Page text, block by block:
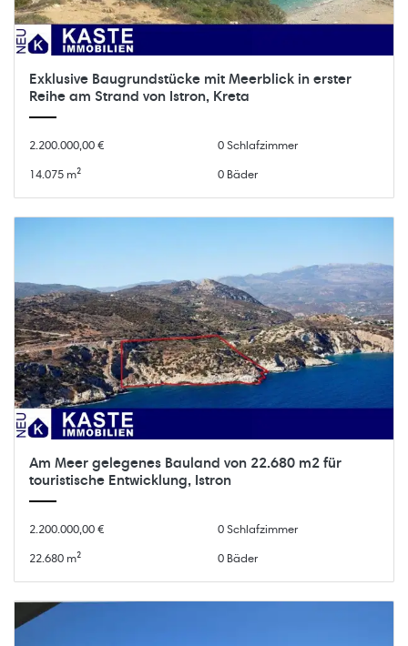
Exklusive Baugrundstücke mit Meerblick in erster
Reihe am Strand von Istron, Kreta
2.200.000,00 €
14.075 m²
0 Schlafzimmer
0 Bäder
Am Meer gelegenes Bauland von 22.680 m2 für
touristische Entwicklung, Istron
2.200.000,00 €
22.680 m²
0 Schlafzimmer
0 Bäder